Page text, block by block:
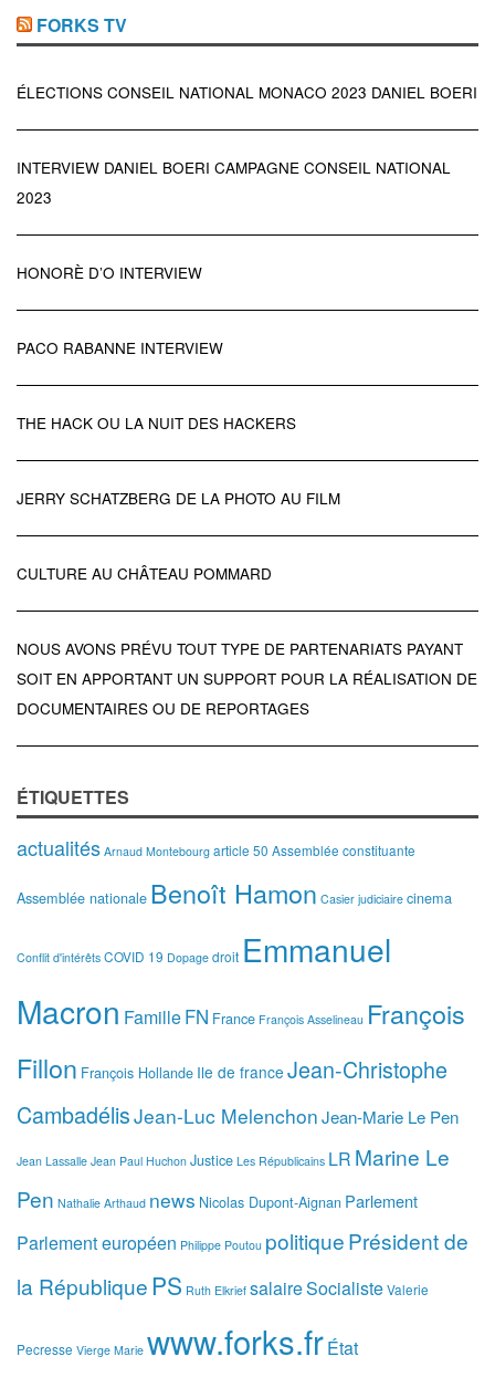
FORKS TV
ÉLECTIONS CONSEIL NATIONAL MONACO 2023 DANIEL BOERI
INTERVIEW DANIEL BOERI CAMPAGNE CONSEIL NATIONAL
2023
HONORÈ D’O INTERVIEW
PACO RABANNE INTERVIEW
THE HACK OU LA NUIT DES HACKERS
JERRY SCHATZBERG DE LA PHOTO AU FILM
CULTURE AU CHÂTEAU POMMARD
NOUS AVONS PRÉVU TOUT TYPE DE PARTENARIATS PAYANT
SOIT EN APPORTANT UN SUPPORT POUR LA RÉALISATION DE
DOCUMENTAIRES OU DE REPORTAGES
ÉTIQUETTES
actualités Arnaud Montebourg article 50 Assemblée constituante
Assemblée nationale Benoît Hamon Casier judiciaire cinema
Conflit d'intérêts COVID 19 Dopage droit Emmanuel
Macron FamilleFN France François Asselineau François
Fillon François Hollande Ile de france Jean-Christophe
CambadélisJean-Luc MelenchonJean-Marie Le Pen
Jean Lassalle Jean Paul Huchon Justice Les Républicains LR Marine Le
Pen Nathalie Arthaud news Nicolas Dupont-Aignan Parlement
Parlement européen Philippe Poutou politiquePrésident de
la République PS Ruth Elkrief salaireSocialisteValerie
Pecresse Vierge Marie www.forks.frÉtat